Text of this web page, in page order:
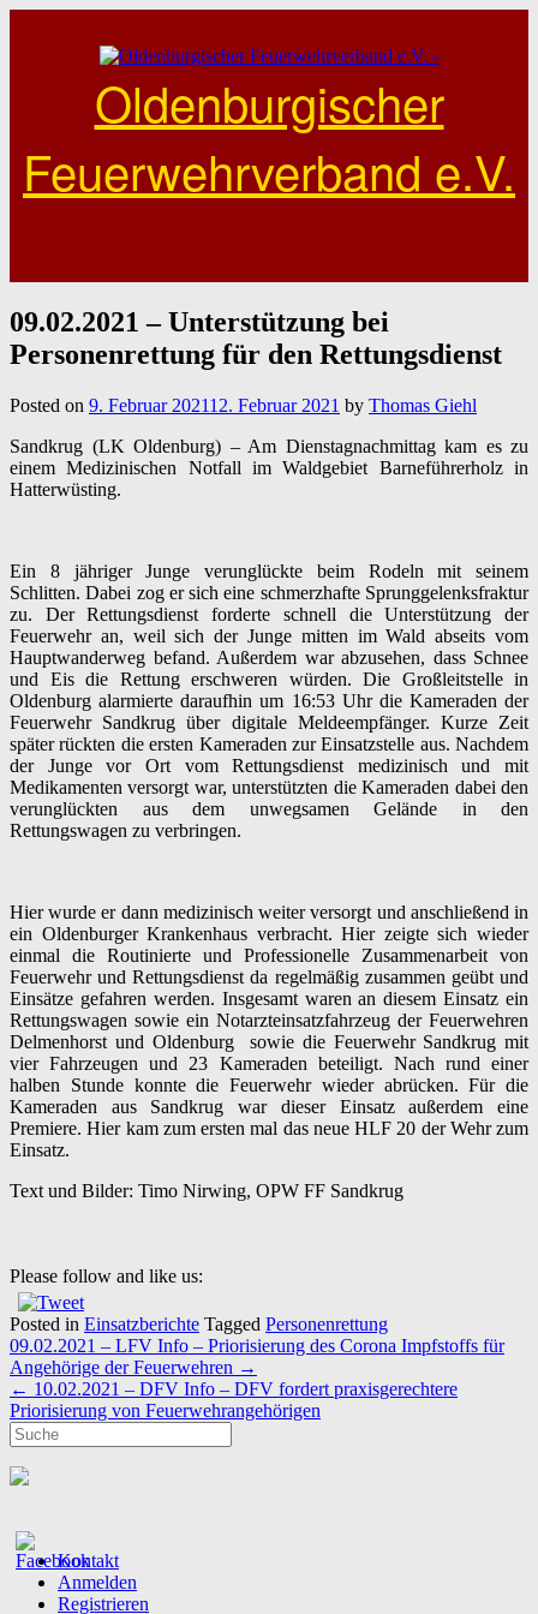
Oldenburgischer
Feuerwehrverband e.V.
09.02.2021 – Unterstützung bei
Personenrettung für den Rettungsdienst
Posted on 9. Februar 202112. Februar 2021 by Thomas Giehl
Sandkrug (LK Oldenburg) – Am Dienstagnachmittag kam es zu
einem Medizinischen Notfall im Waldgebiet Barneführerholz in
Hatterwüsting.
Ein 8 jähriger Junge verunglückte beim Rodeln mit seinem
Schlitten. Dabei zog er sich eine schmerzhafte Sprunggelenksfraktur
zu. Der Rettungsdienst forderte schnell die Unterstützung der
Feuerwehr an, weil sich der Junge mitten im Wald abseits vom
Hauptwanderweg befand. Außerdem war abzusehen, dass Schnee
und Eis die Rettung erschweren würden. Die Großleitstelle in
Oldenburg alarmierte daraufhin um 16:53 Uhr die Kameraden der
Feuerwehr Sandkrug über digitale Meldeempfänger. Kurze Zeit
später rückten die ersten Kameraden zur Einsatzstelle aus. Nachdem
der Junge vor Ort vom Rettungsdienst medizinisch und mit
Medikamenten versorgt war, unterstützten die Kameraden dabei den
verunglückten aus dem unwegsamen Gelände in den
Rettungswagen zu verbringen.
Hier wurde er dann medizinisch weiter versorgt und anschließend in
ein Oldenburger Krankenhaus verbracht. Hier zeigte sich wieder
einmal die Routinierte und Professionelle Zusammenarbeit von
Feuerwehr und Rettungsdienst da regelmäßig zusammen geübt und
Einsätze gefahren werden. Insgesamt waren an diesem Einsatz ein
Rettungswagen sowie ein Notarzteinsatzfahrzeug der Feuerwehren
Delmenhorst und Oldenburg sowie die Feuerwehr Sandkrug mit
vier Fahrzeugen und 23 Kameraden beteiligt. Nach rund einer
halben Stunde konnte die Feuerwehr wieder abrücken. Für die
Kameraden aus Sandkrug war dieser Einsatz außerdem eine
Premiere. Hier kam zum ersten mal das neue HLF 20 der Wehr zum
Einsatz.
Text und Bilder: Timo Nirwing, OPW FF Sandkrug
Please follow and like us:
Posted in Einsatzberichte Tagged Personenrettung
Post
navigation
09.02.2021 – LFV Info – Priorisierung des Corona Impfstoffs für
Angehörige der Feuerwehren →
← 10.02.2021 – DFV Info – DFV fordert praxisgerechtere
Priorisierung von Feuerwehrangehörigen
Kontakt
Anmelden
Registrieren